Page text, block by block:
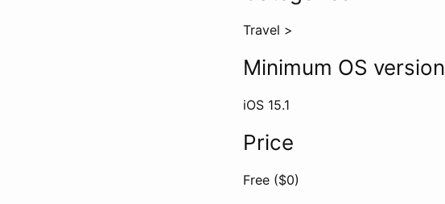
Travel >
Minimum OS version
iOS 15.1
Price
Free ($0)